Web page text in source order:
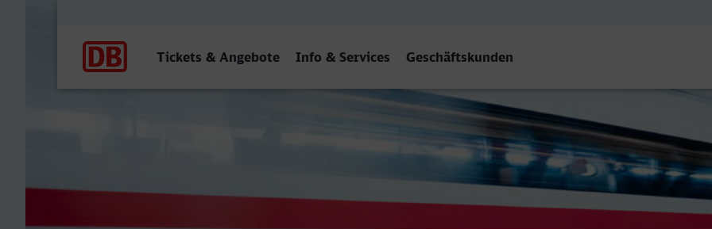
Tickets & Angebote Info & Services Geschäftskunden